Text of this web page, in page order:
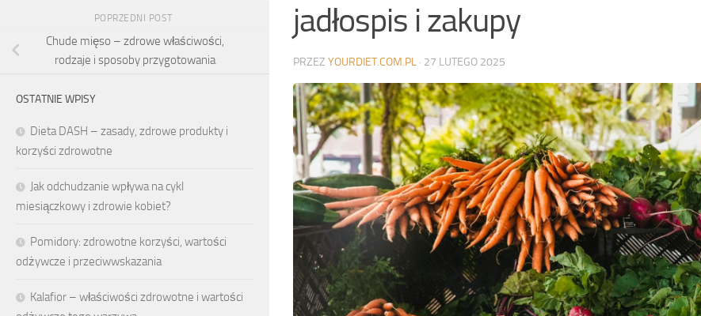
jadłospis i zakupy
PRZEZ YOURDIET.COM.PL · 27 LUTEGO 2025
POPRZEDNI POST
Chude mięso – zdrowe właściwości,
rodzaje i sposoby przygotowania
OSTATNIE WPISY
Dieta DASH – zasady, zdrowe produkty i
korzyści zdrowotne
Jak odchudzanie wpływa na cykl
miesiączkowy i zdrowie kobiet?
Pomidory: zdrowotne korzyści, wartości
odżywcze i przeciwwskazania
Kalafior – właściwości zdrowotne i wartości